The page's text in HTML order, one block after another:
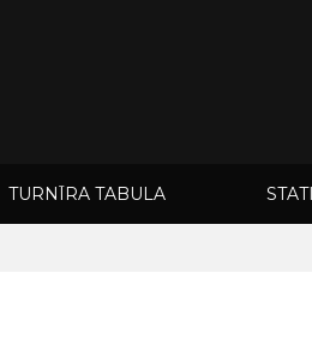
TURNĪRA TABULA